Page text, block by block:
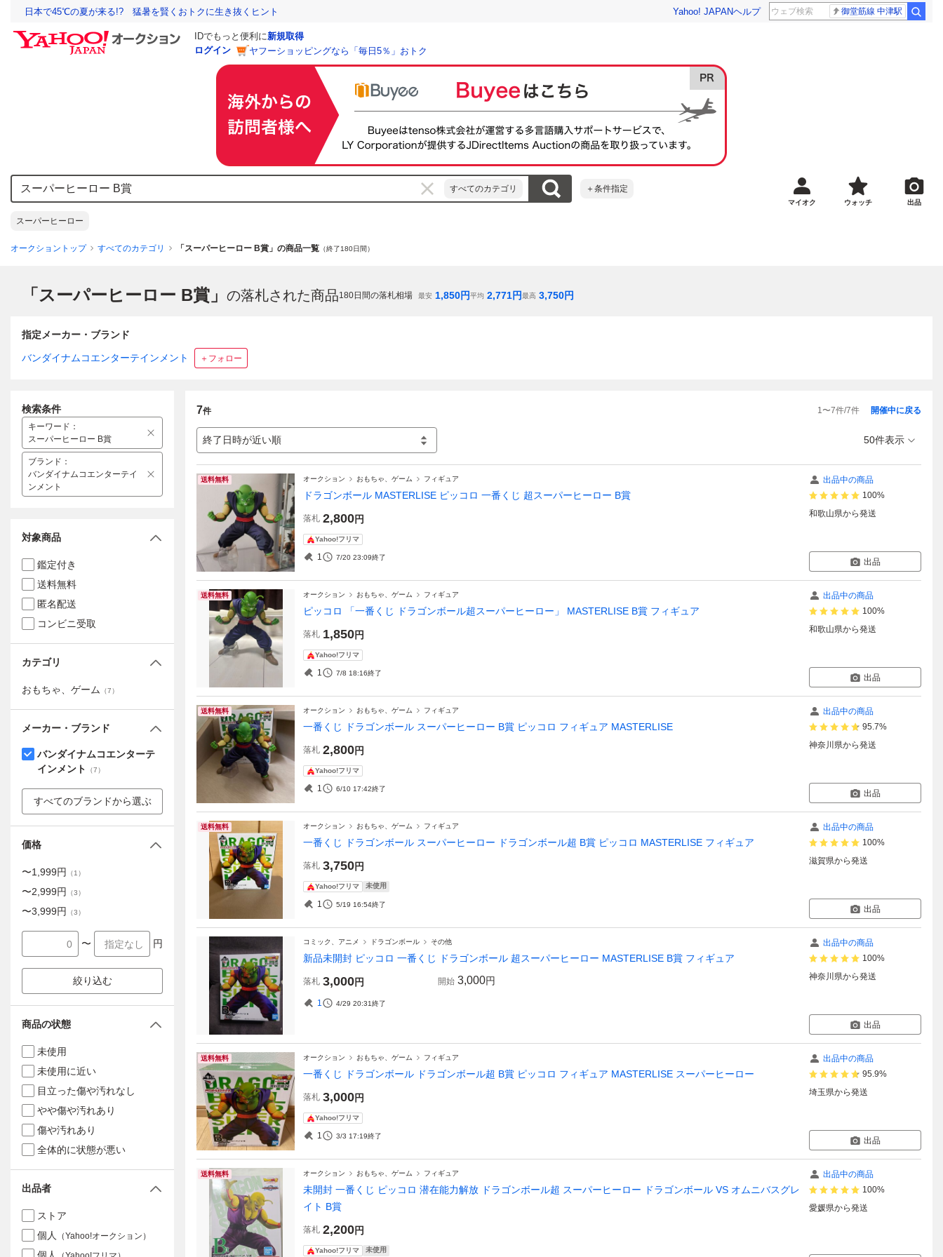
日本で45℃の夏が来る!? 猛暑を賢くおトクに生き抜くヒント Yahoo! JAPANヘルプ 御堂筋線 中津駅
IDでもっと便利に新規取得
ログイン
ヤフーショッピングなら「毎日5％」おトク
すべてのカテゴリ ＋条件指定
スーパーヒーロー
マイオク ウォッチ 出品
オークショントップ すべてのカテゴリ 「スーパーヒーロー B賞」の商品一覧 （終了180日間）
「スーパーヒーロー B賞」 の落札された商品180日間の落札相場 最安 1,850円平均 2,771円最高 3,750円
指定メーカー・ブランド
バンダイナムコエンターテインメント ＋フォロー
7件 1〜7件/7件
終了日時が近い順
開催中に戻る
50件表示
送料無料 オークション おもちゃ、ゲーム フィギュア
ドラゴンボール MASTERLISE ピッコロ 一番くじ 超スーパーヒーロー B賞
落札 2,800円
Yahoo!フリマ
1 7/20 23:09終了
出品中の商品
100%
和歌山県から発送
出品
送料無料 オークション おもちゃ、ゲーム フィギュア
ピッコロ 「一番くじ ドラゴンボール超スーパーヒーロー」 MASTERLISE B賞 フィギュア
落札 1,850円
Yahoo!フリマ
1 7/8 18:16終了
出品中の商品
100%
和歌山県から発送
出品
送料無料 オークション おもちゃ、ゲーム フィギュア
一番くじ ドラゴンボール スーパーヒーロー B賞 ピッコロ フィギュア MASTERLISE
落札 2,800円
Yahoo!フリマ
1 6/10 17:42終了
出品中の商品
95.7%
神奈川県から発送
出品
送料無料 オークション おもちゃ、ゲーム フィギュア
一番くじ ドラゴンボール スーパーヒーロー ドラゴンボール超 B賞 ピッコロ MASTERLISE フィギュア
落札 3,750円
Yahoo!フリマ 未使用
1 5/19 16:54終了
出品中の商品
100%
滋賀県から発送
出品
コミック、アニメ ドラゴンボール その他
新品未開封 ピッコロ 一番くじ ドラゴンボール 超スーパーヒーロー MASTERLISE B賞 フィギュア
落札 3,000円 開始 3,000円
1 4/29 20:31終了
出品中の商品
100%
神奈川県から発送
出品
送料無料 オークション おもちゃ、ゲーム フィギュア
一番くじ ドラゴンボール ドラゴンボール超 B賞 ピッコロ フィギュア MASTERLISE スーパーヒーロー
落札 3,000円
Yahoo!フリマ
1 3/3 17:19終了
出品中の商品
95.9%
埼玉県から発送
出品
送料無料 オークション おもちゃ、ゲーム フィギュア
未開封 一番くじ ピッコロ 潜在能力解放 ドラゴンボール超 スーパーヒーロー ドラゴンボール VS オムニバスグレ
イト B賞
落札 2,200円
Yahoo!フリマ 未使用
出品中の商品
100%
愛媛県から発送
検索条件
キーワード ：
スーパーヒーロー B賞
ブランド ：
バンダイナムコエンターテイ
ンメント
対象商品
鑑定付き
送料無料
匿名配送
コンビニ受取
カテゴリ
おもちゃ、ゲーム （7）
メーカー・ブランド
バンダイナムコエンターテ
インメント
（7）
すべてのブランドから選ぶ
価格
〜1,999円 （1 ）
〜2,999円 （3）
〜3,999円 （3）
〜 円
絞り込む
商品の状態
未使用
未使用に近い
目立った傷や汚れなし
やや傷や汚れあり
傷や汚れあり
全体的に状態が悪い
出品者
ストア
個人
（Yahoo!オークション）